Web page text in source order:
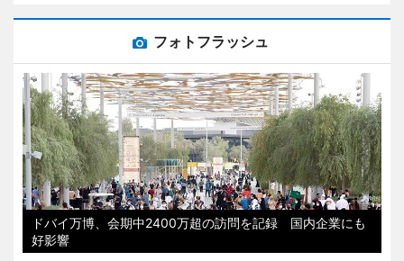
フォトフラッシュ
ドバイ万博、会期中2400万超の訪問を記録 国内企業にも
好影響